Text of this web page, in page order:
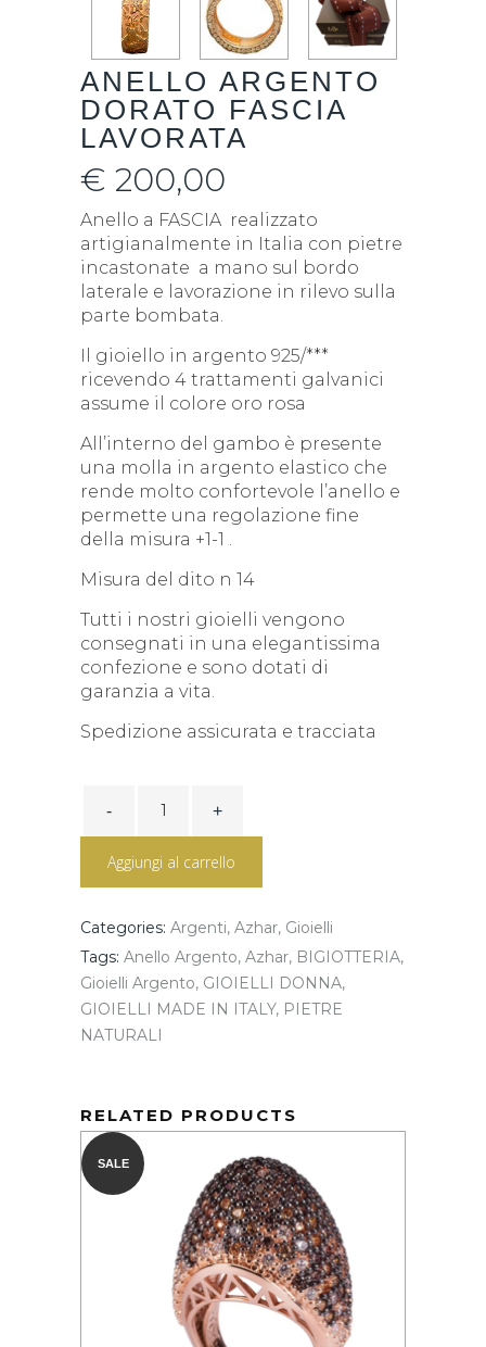
ANELLO ARGENTO
DORATO FASCIA
LAVORATA
€ 200,00
Anello a FASCIA realizzato
artigianalmente in Italia con pietre
incastonate a mano sul bordo
laterale e lavorazione in rilevo sulla
parte bombata.
Il gioiello in argento 925/***
ricevendo 4 trattamenti galvanici
assume il colore oro rosa
All’interno del gambo è presente
una molla in argento elastico che
rende molto confortevole l’anello e
permette una regolazione fine
della misura +1-1 .
Misura del dito n 14
Tutti i nostri gioielli vengono
consegnati in una elegantissima
confezione e sono dotati di
garanzia a vita.
Spedizione assicurata e tracciata
ARGENTO
LAVORATA
Aggiungi al carrello
Categories: Argenti, Azhar, Gioielli
Tags: Anello Argento, Azhar, BIGIOTTERIA,
Gioielli Argento, GIOIELLI DONNA,
GIOIELLI MADE IN ITALY, PIETRE
NATURALI
RELATED PRODUCTS
SALE